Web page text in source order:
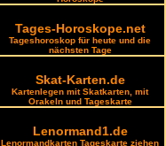
Tages-Horoskope.net
Tageshoroskop für heute und die
nächsten Tage
Skat-Karten.de
Kartenlegen mit Skatkarten, mit
Orakeln und Tageskarte
Lenormand1.de
Lenormandkarten Tageskarte ziehen